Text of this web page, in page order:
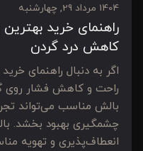
1404 مرداد 29, چهارشنبه
راهنمای خرید
کاهش درد گردن
اگر به دنبال راهنمای
راحت و کاهش فشار روی
بالش مناسب می‌تواند
چشمگیری بهبود بخشد.
انعطاف‌پذیری و تهویه